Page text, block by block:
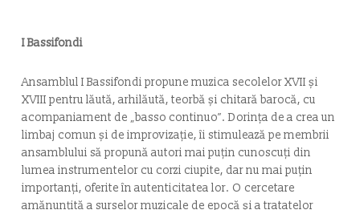
I Bassifondi
Ansamblul I Bassifondi propune muzica secolelor XVII și
XVIII pentru lăută, arhilăută, teorbă și chitară barocă, cu
acompaniament de „basso continuo”. Dorința de a crea un
limbaj comun și de improvizație, îi stimulează pe membrii
ansamblului să propună autori mai puțin cunoscuți din
lumea instrumentelor cu corzi ciupite, dar nu mai puțin
importanți, oferite în autenticitatea lor. O cercetare
amănunțită a surselor muzicale de epocă și a tratatelor